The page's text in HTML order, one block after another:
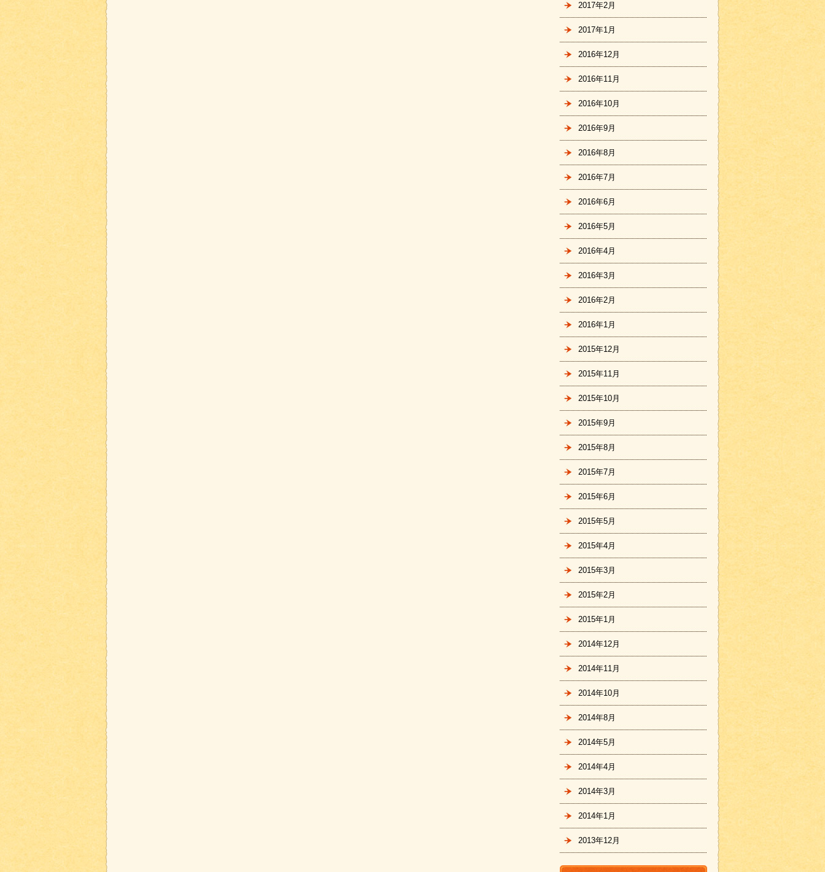
2017年2月
2017年1月
2016年12月
2016年11月
2016年10月
2016年9月
2016年8月
2016年7月
2016年6月
2016年5月
2016年4月
2016年3月
2016年2月
2016年1月
2015年12月
2015年11月
2015年10月
2015年9月
2015年8月
2015年7月
2015年6月
2015年5月
2015年4月
2015年3月
2015年2月
2015年1月
2014年12月
2014年11月
2014年10月
2014年8月
2014年5月
2014年4月
2014年3月
2014年1月
2013年12月